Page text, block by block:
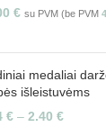
€ su PVM (be PVM
medaliai
išleistuvėms
€ – 2.40 €